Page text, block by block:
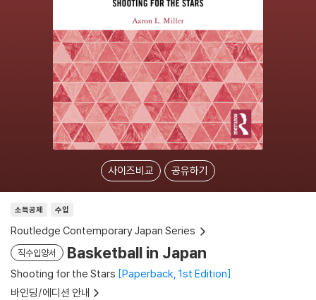
사이즈비교 공유하기
소득공제 수입
Routledge Contemporary Japan Series
직수입양서 Basketball in Japan
Shooting for the Stars Paperback, 1st Edition
바인딩/에디션 안내